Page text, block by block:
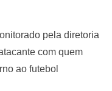
pela diretoria
com quem
ao futebol